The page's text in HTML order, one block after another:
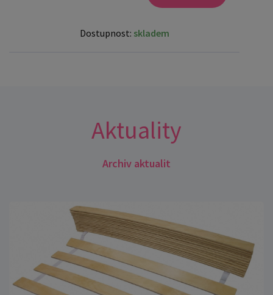
Dostupnost: skladem
Aktuality
Archiv aktualit